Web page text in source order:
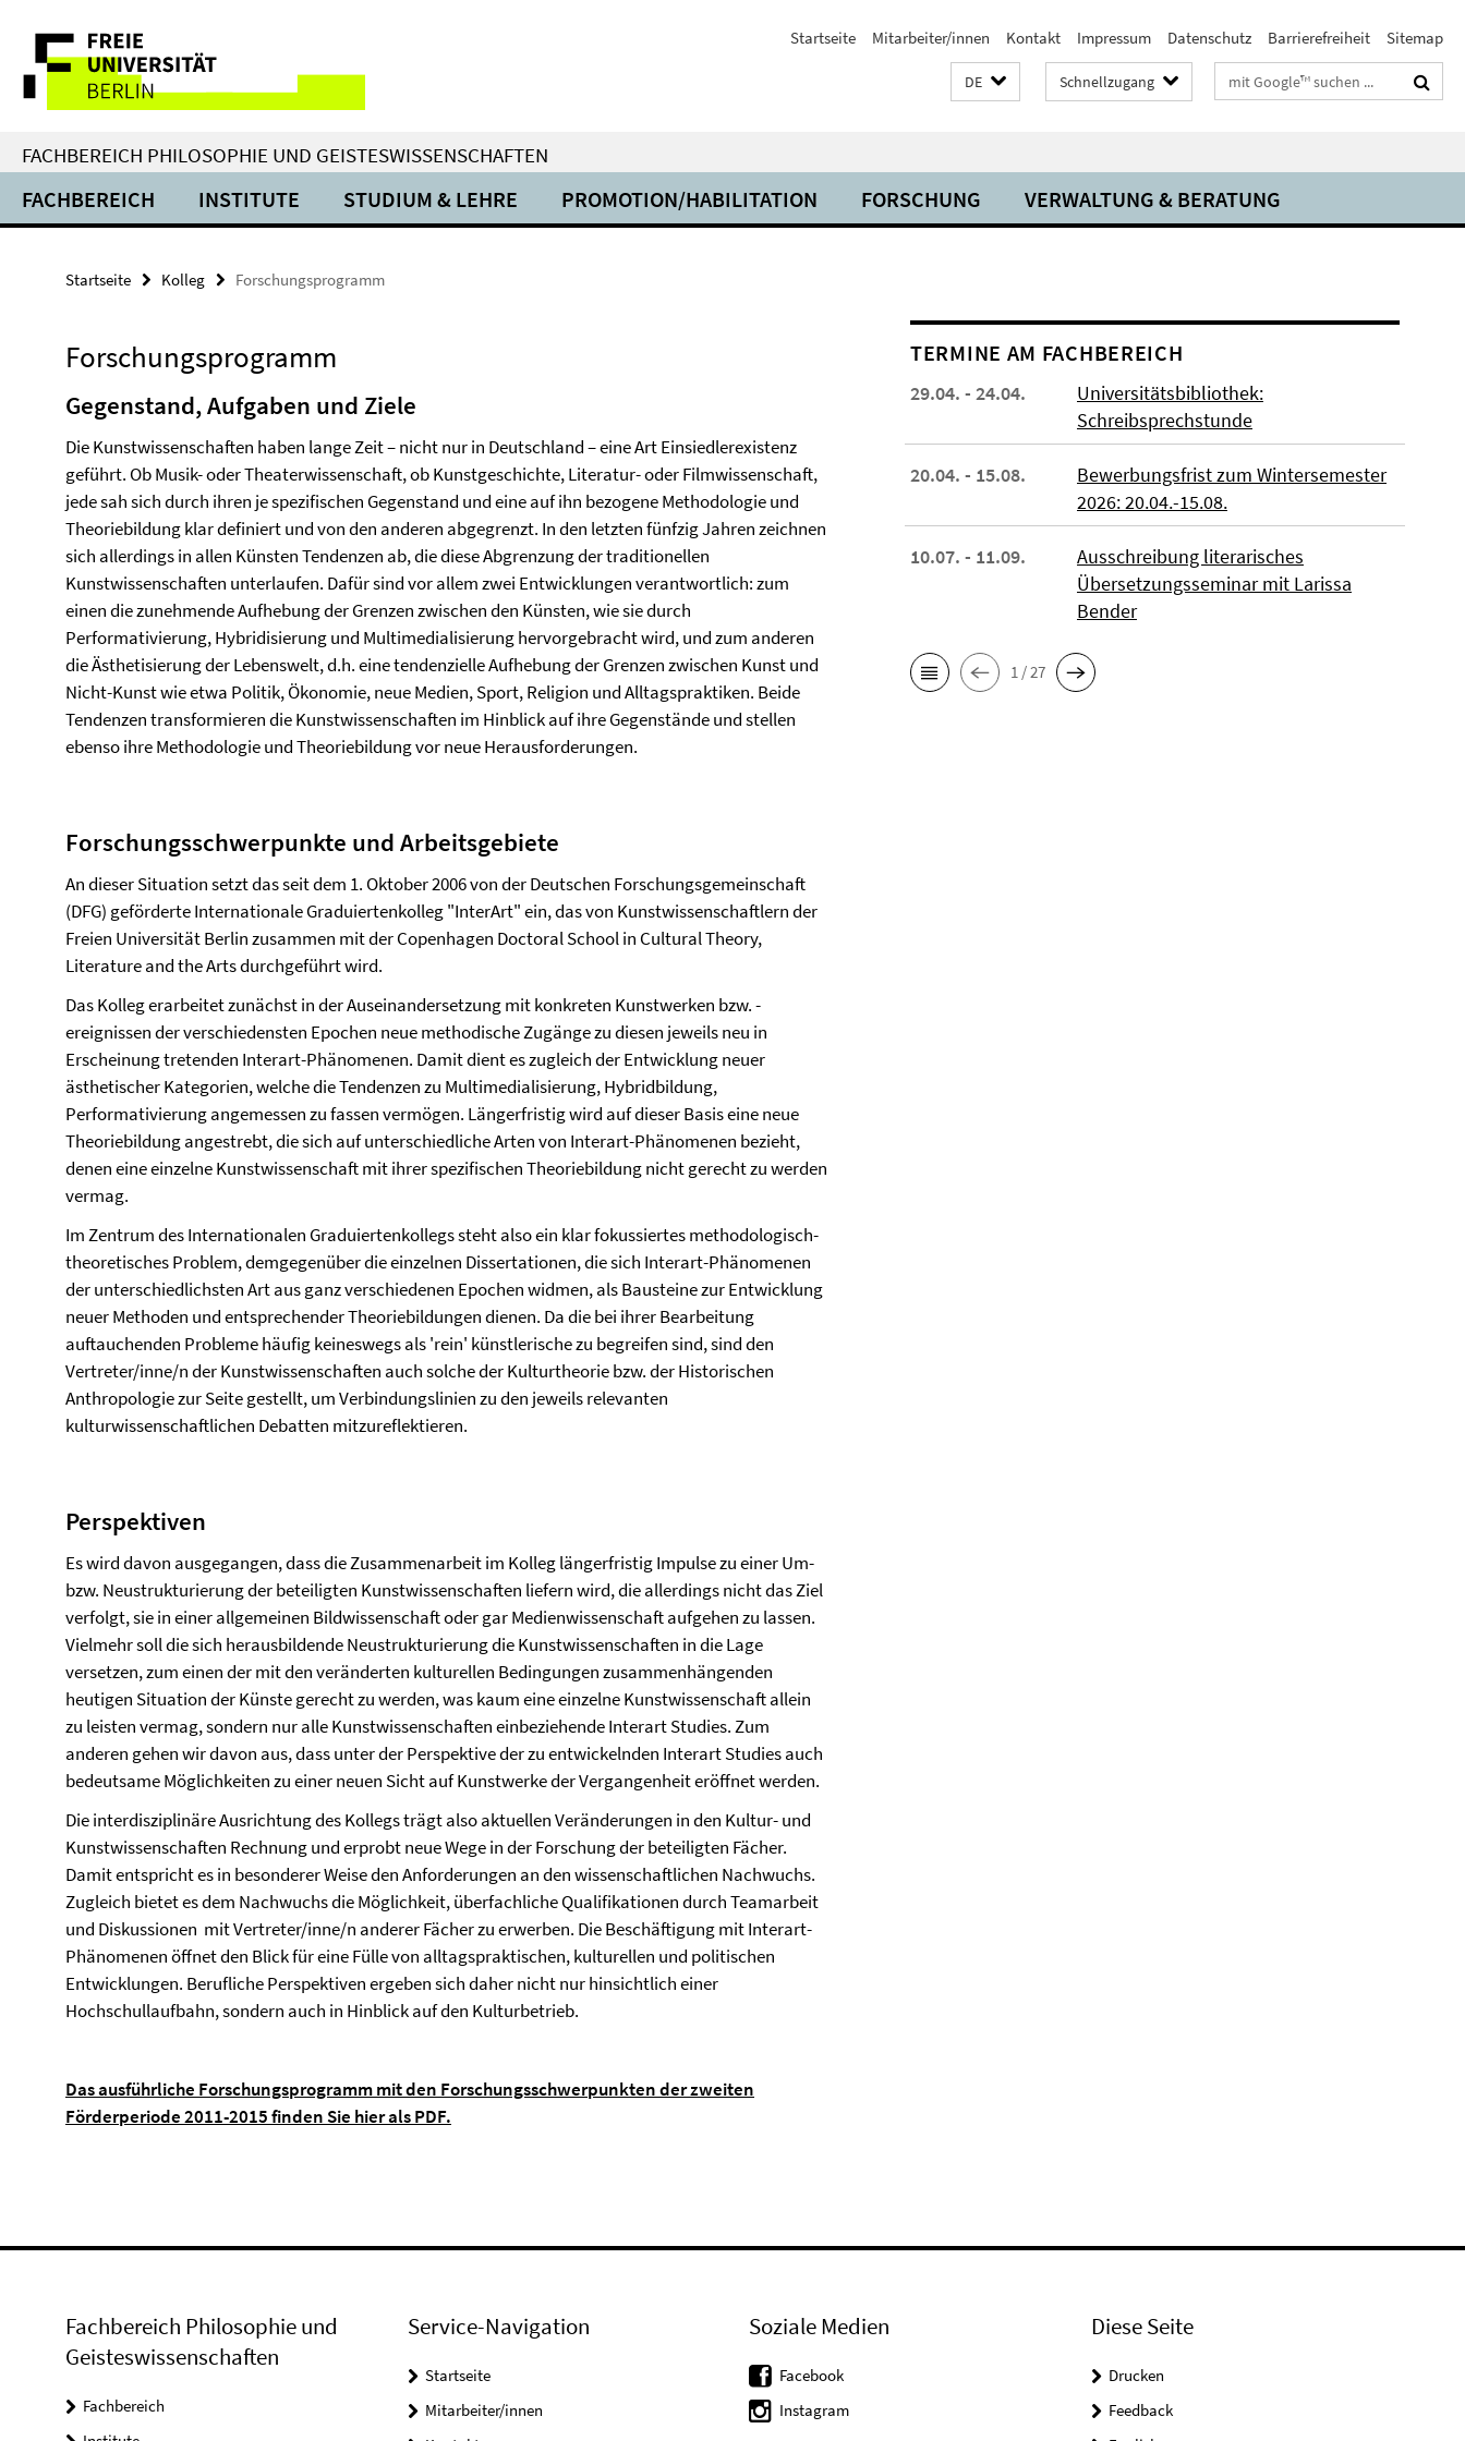
direkt
Inhalt
Service-
Navigation
Startseite Mitarbeiter/innen Kontakt Impressum Datenschutz Barrierefreiheit Sitemap
DE Schnellzugang Suchbegriffe
FACHBEREICH PHILOSOPHIE UND GEISTESWISSENSCHAFTEN
FACHBEREICH INSTITUTE STUDIUM & LEHRE PROMOTION/HABILITATION FORSCHUNG VERWALTUNG & BERATUNG
Startseite Kolleg Forschungsprogramm
Forschungsprogramm
Gegenstand, Aufgaben und Ziele
Die Kunstwissenschaften haben lange Zeit – nicht nur in Deutschland – eine Art Einsiedler­existenz
geführt. Ob Musik- oder Theaterwissenschaft, ob Kunstgeschichte, Literatur- oder Film­wissenschaft,
jede sah sich durch ihren je spezifischen Gegenstand und eine auf ihn bezogene Methodologie und
Theoriebildung klar definiert und von den anderen abgegrenzt. In den letzten fünfzig Jahren zeichnen
sich allerdings in allen Künsten Tendenzen ab, die diese Abgrenzung der traditionellen
Kunstwissenschaften unterlaufen. Dafür sind vor allem zwei Entwicklungen verantwortlich: zum
einen die zunehmende Aufhebung der Grenzen zwischen den Künsten, wie sie durch
Performativierung, Hybridisierung und Multi­medialisierung hervorgebracht wird, und zum anderen
die Ästhetisierung der Lebenswelt, d.h. eine tendenzielle Aufhebung der Grenzen zwischen Kunst und
Nicht-Kunst wie etwa Politik, Ökonomie, neue Medien, Sport, Religion und Alltagspraktiken. Beide
Tendenzen trans­formieren die Kunstwissenschaften im Hinblick auf ihre Gegenstände und stellen
ebenso ihre Methodologie und Theoriebildung vor neue Herausforderungen.
Forschungsschwerpunkte und Arbeitsgebiete
An dieser Situation setzt das seit dem 1. Oktober 2006 von der Deutschen Forschungs­gemeinschaft
(DFG) geförderte Internationale Graduiertenkolleg "InterArt" ein, das von Kunstwissenschaftlern der
Freien Universität Berlin zusammen mit der Copen­hagen Doctoral School in Cultural Theory,
Literature and the Arts durchgeführt wird.
Das Kolleg erarbeitet zunächst in der Auseinandersetzung mit konkreten Kunstwerken bzw. -
ereignissen der ver­schiedensten Epochen neue methodische Zugänge zu diesen jeweils neu in
Erscheinung tretenden Interart-Phänomenen. Damit dient es zugleich der Entwicklung neuer
ästhetischer Kategorien, welche die Tendenzen zu Multimedialisierung, Hybrid­bildung,
Performativierung angemessen zu fassen vermögen. Längerfristig wird auf dieser Basis eine neue
Theoriebildung angestrebt, die sich auf unterschiedliche Arten von Interart-Phänomenen bezieht,
denen eine einzelne Kunstwissenschaft mit ihrer spezifischen Theorie­bildung nicht gerecht zu werden
vermag.
Im Zentrum des Internationalen Graduiertenkollegs steht also ein klar fokussiertes methodo­logisch-
theoretisches Problem, demgegenüber die einzelnen Dissertationen, die sich Interart-Phänomenen
der unterschiedlichsten Art aus ganz verschiedenen Epochen widmen, als Bausteine zur Entwicklung
neuer Methoden und entsprechender Theoriebildungen dienen. Da die bei ihrer Bearbeitung
auftauchenden Probleme häufig keineswegs als 'rein' künstlerische zu begreifen sind, sind den
Vertreter/inne/n der Kunstwissenschaften auch solche der Kulturtheorie bzw. der Historischen
Anthropologie zur Seite gestellt, um Verbindungslinien zu den jeweils relevanten
kulturwissenschaftlichen Debatten mitzureflektieren.
Perspektiven
Es wird davon ausgegangen, dass die Zusammenarbeit im Kolleg längerfristig Impulse zu einer Um-
bzw. Neustrukturierung der beteiligten Kunstwissenschaften liefern wird, die aller­dings nicht das Ziel
verfolgt, sie in einer allgemeinen Bildwissenschaft oder gar Medien­wissenschaft aufgehen zu lassen.
Vielmehr soll die sich herausbildende Neustrukturierung die Kunstwissenschaften in die Lage
versetzen, zum einen der mit den veränderten kulturellen Bedingungen zusammenhängenden
heutigen Situation der Künste gerecht zu werden, was kaum eine einzelne Kunstwissenschaft allein
zu leisten vermag, sondern nur alle Kunstwissenschaften einbeziehende Interart Studies. Zum
anderen gehen wir davon aus, dass unter der Perspektive der zu entwickelnden Interart Studies auch
bedeutsame Möglichkeiten zu einer neuen Sicht auf Kunstwerke der Vergangenheit eröffnet werden.
Die interdisziplinäre Ausrichtung des Kollegs trägt also aktuellen Veränderungen in den Kultur- und
Kunstwissenschaften Rechnung und erprobt neue Wege in der Forschung der beteiligten Fächer.
Damit entspricht es in besonderer Weise den Anforderungen an den wissen­schaftlichen Nachwuchs.
Zugleich bietet es dem Nachwuchs die Möglichkeit, überfachliche Qualifikationen durch Teamarbeit
und Diskussionen mit Vertreter/inne/n anderer Fächer zu erwerben. Die Beschäftigung mit Interart-
Phänomenen öffnet den Blick für eine Fülle von alltagspraktischen, kulturellen und politischen
Entwicklungen. Berufliche Perspektiven ergeben sich daher nicht nur hinsichtlich einer
Hochschullaufbahn, sondern auch in Hinblick auf den Kulturbetrieb.
Das ausführliche Forschungsprogramm mit den Forschungsschwerpunkten der zweiten
Förderperiode 2011-2015 finden Sie hier als PDF.
TERMINE AM FACHBEREICH
29.04. - 24.04.
Universitätsbibliothek:
Schreibsprechstunde
20.04. - 15.08.
Bewerbungsfrist zum Wintersemester
2026: 20.04.-15.08.
10.07. - 11.09.
Ausschreibung literarisches
Übersetzungsseminar mit Larissa
Bender
1 / 27
Fachbereich Philosophie und
Geisteswissenschaften
Fachbereich
Service-Navigation
Startseite
Mitarbeiter/innen
Soziale Medien
Facebook
Instagram
Diese Seite
Drucken
Feedback